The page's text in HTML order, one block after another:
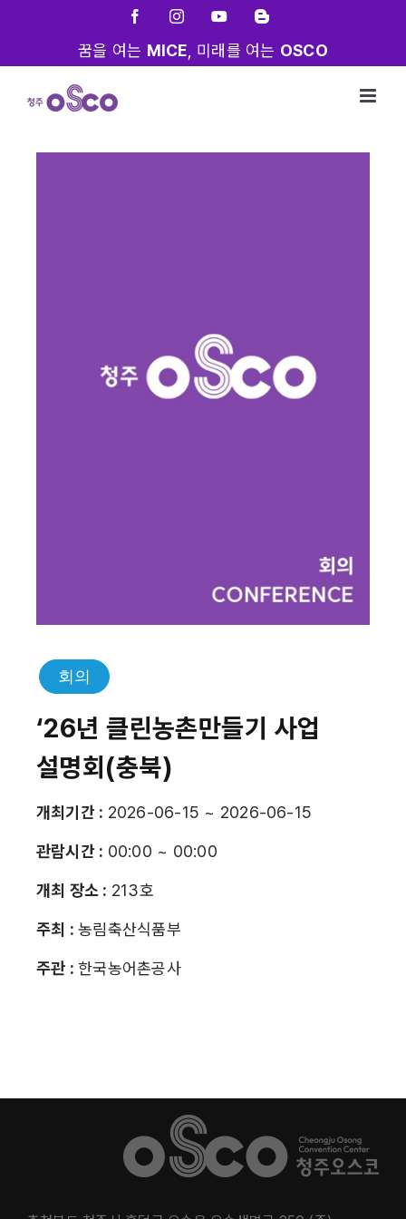
FacebookInstagramYouTubeBlogger
꿈을 여는 MICE , 미래를 여는 OSCO
회의
‘26년 클린농촌만들기 사업
설명회(충북)
개최기간 : 2026-06-15 ~ 2026-06-15
관람시간 : 00:00 ~ 00:00
개최 장소 : 213호
주최 :농림축산식품부
주관 :한국농어촌공사